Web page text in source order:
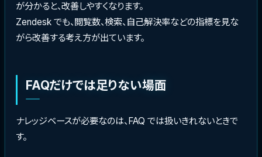
が分かると、改善しやすくなります。
Zendesk でも、閲覧数、検索、自己解決率などの指標を見な
がら改善する考え方が出ています。
FAQだけでは足りない場面
ナレッジベースが必要なのは、FAQ では扱いきれないときで
す。